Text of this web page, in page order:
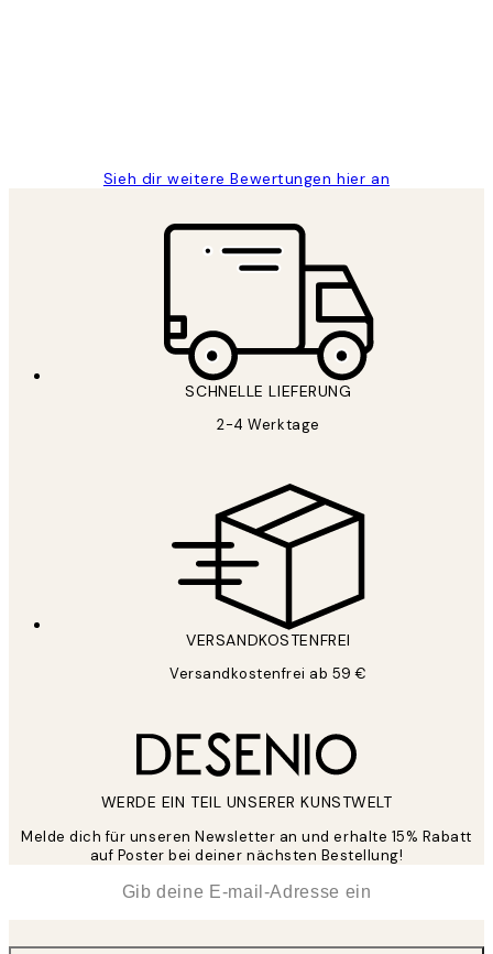
Sieh dir weitere Bewertungen hier an
SCHNELLE LIEFERUNG
2-4 Werktage
VERSANDKOSTENFREI
Versandkostenfrei ab 59 €
WERDE EIN TEIL UNSERER KUNSTWELT
Melde dich für unseren Newsletter an und erhalte 15% Rabatt
auf Poster bei deiner nächsten Bestellung!